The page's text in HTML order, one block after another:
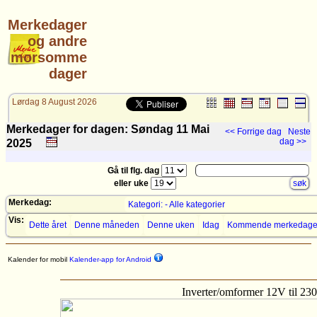
Merkedager
og andre
morsomme
dager
Lørdag 8 August 2026
Merkedager for dagen: Søndag 11 Mai
2025
<< Forrige dag
Neste
dag >>
Gå til flg. dag
eller uke
Merkedag:
Kategori: - Alle kategorier
Vis:
Dette året Denne måneden Denne uken Idag Kommende
Kalender for mobil Kalender-app for Android
Inverter/omformer 12V til